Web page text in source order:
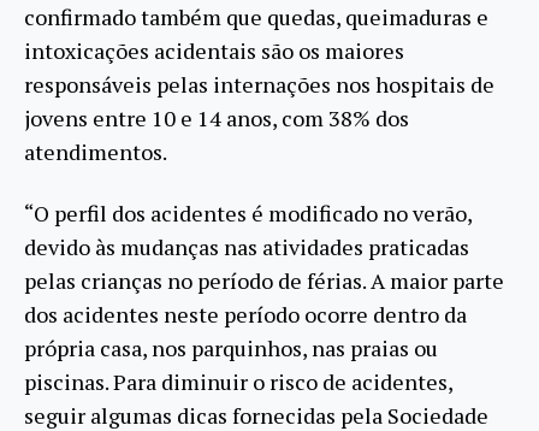
confirmado também que quedas, queimaduras e
intoxicações acidentais são os maiores
responsáveis pelas internações nos hospitais de
jovens entre 10 e 14 anos, com 38% dos
atendimentos.
“O perfil dos acidentes é modificado no verão,
devido às mudanças nas atividades praticadas
pelas crianças no período de férias. A maior parte
dos acidentes neste período ocorre dentro da
própria casa, nos parquinhos, nas praias ou
piscinas. Para diminuir o risco de acidentes,
seguir algumas dicas fornecidas pela Sociedade